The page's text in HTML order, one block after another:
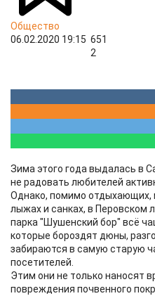
Общество
06.02.2020 19:15 651
2
Зима этого года выдалась в
не радовать любителей
Однако, помимо отдыхающих,
лыжах и санках, в Перовском
парка "Шушенский бор" всё
которые бороздят дюны,
забираются в самую старую
посетителей.
Этим они не только наносят
повреждения почвенного